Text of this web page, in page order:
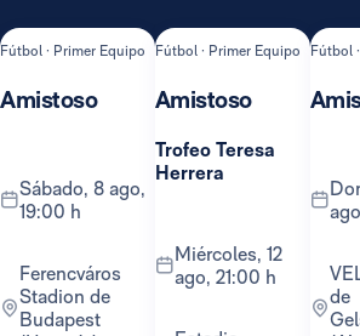
Fútbol · Primer Equipo
Amistoso
sábado, 8 ago,
19:00 h
Ferencváros
Stadion de
Budapest
Fútbol · Primer Equipo
Amistoso
Trofeo Teresa
Herrera
miércoles, 12
ago, 21:00 h
Fútbol
domingo, 16
VELTINS-Arena
de